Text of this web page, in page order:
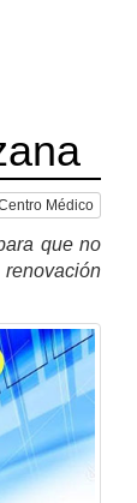
Médico
que no